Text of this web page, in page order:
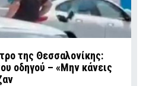
της Θεσσαλονίκης:
οδηγού – «Μην κάνεις